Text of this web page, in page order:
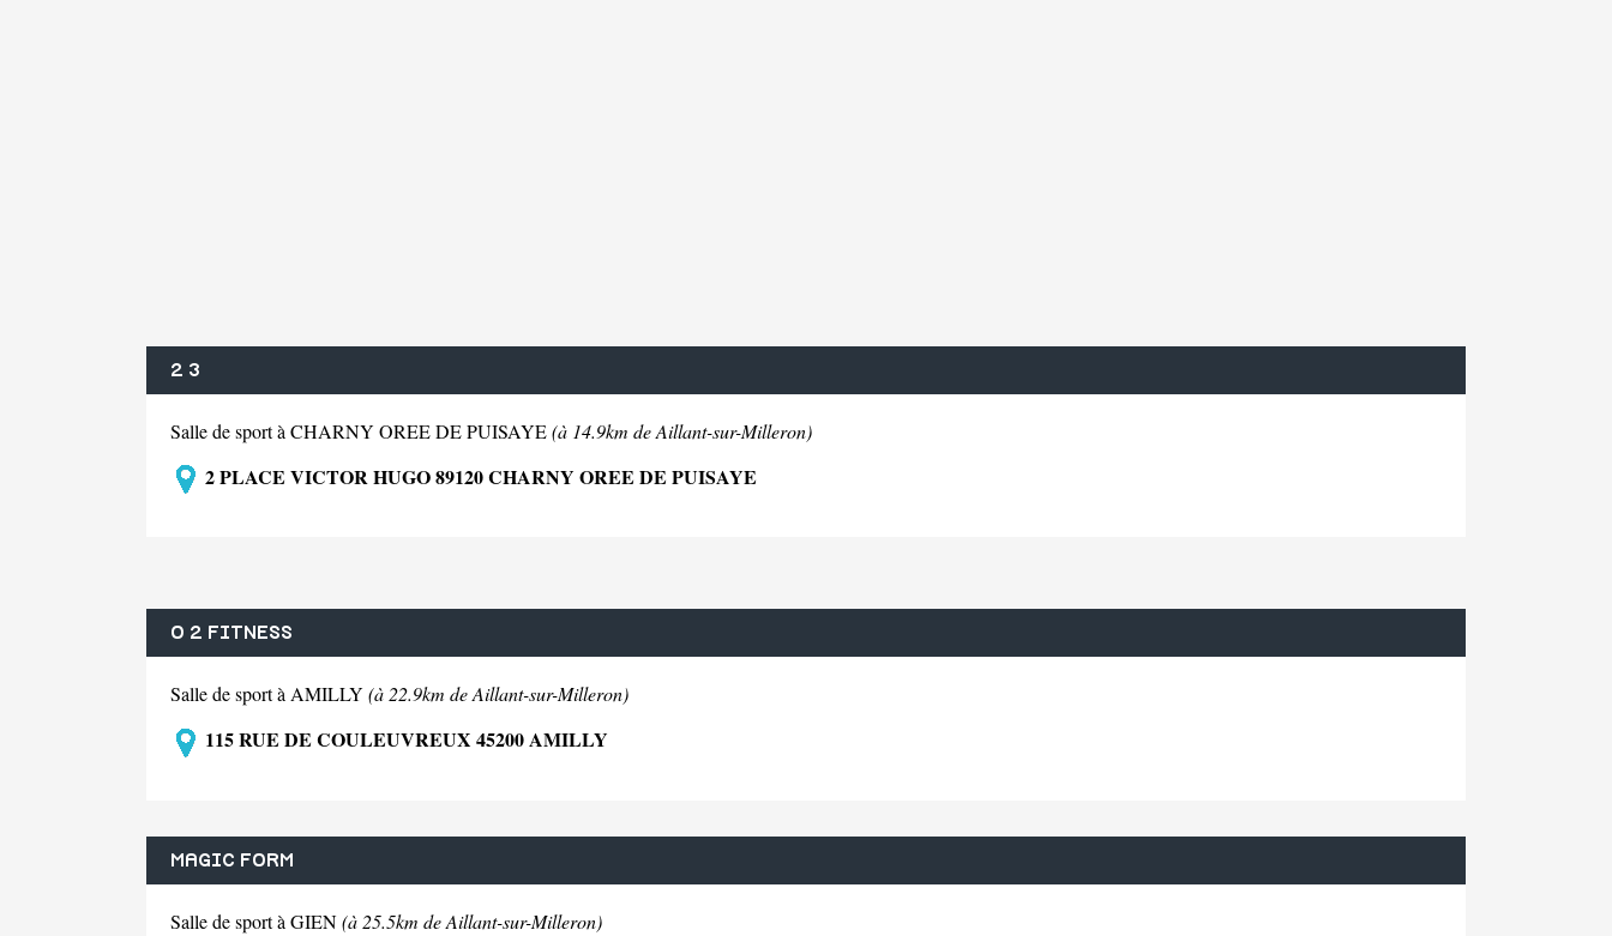
2 3
Salle de sport à CHARNY OREE DE PUISAYE(à 14.9km de Aillant-sur-Milleron)
2 PLACE VICTOR HUGO 89120 CHARNY OREE DE PUISAYE
O 2 FITNESS
Salle de sport à AMILLY (à 22.9km de Aillant-sur-Milleron)
115 RUE DE COULEUVREUX 45200 AMILLY
MAGIC FORM
Salle de sport à GIEN(à 25.5km de Aillant-sur-Milleron)